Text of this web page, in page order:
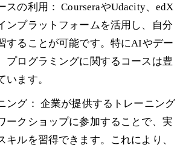
スの利用： CourseraやUdacity、edX
ンプラットフォームを活用し、自分
することが可能です。特にAIやデー
プログラミングに関するコースは豊
います。
ング： 企業が提供するトレーニング
ークショップに参加することで、実
キルを習得できます。これにより、